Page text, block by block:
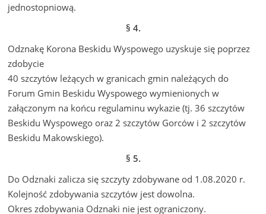
jednostopniową.
§ 4.
Odznakę Korona Beskidu Wyspowego uzyskuje się poprzez
zdobycie
40 szczytów leżących w granicach gmin należących do
Forum Gmin Beskidu Wyspowego wymienionych w
załączonym na końcu regulaminu wykazie (tj. 36 szczytów
Beskidu Wyspowego oraz 2 szczytów Gorców i 2 szczytów
Beskidu Makowskiego).
§ 5.
Do Odznaki zalicza się szczyty zdobywane od 1.08.2020 r.
Kolejność zdobywania szczytów jest dowolna.
Okres zdobywania Odznaki nie jest ograniczony.